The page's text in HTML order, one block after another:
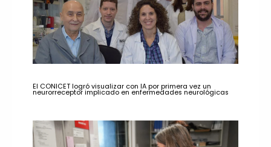
El CONICET logró visualizar con IA por primera vez un
neurorreceptor implicado en enfermedades neurológicas